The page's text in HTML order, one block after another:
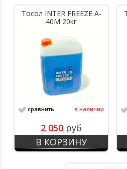
Тосол INTER FREEZE A-
40M 20кг
сравнить в наличии
2 050 руб
В КОРЗИНУ